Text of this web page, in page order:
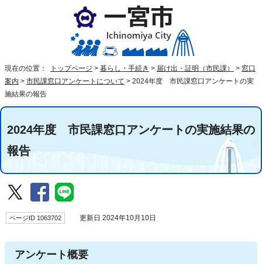
現在の位置： トップページ > 暮らし・手続き > 届け出・証明（市民課） > 窓口
案内 > 市民課窓口アンケートについて > 2024年度 市民課窓口アンケートの実
施結果の報告
2024年度 市民課窓口アンケートの実施結果の
報告
ページID 1063702 更新日 2024年10月10日
アンケート概要